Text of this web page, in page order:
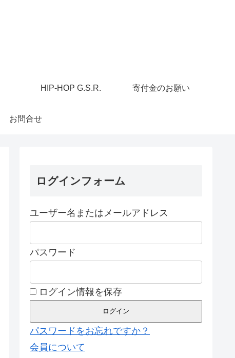
HIP-HOP G.S.R. 寄付金のお願い
お問合せ
ログインフォーム
ユーザー名またはメールアドレス
パスワード
ログイン情報を保存
パスワードをお忘れですか？
会員について